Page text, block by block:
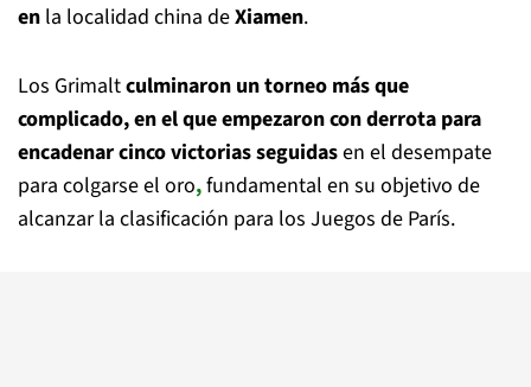
en la localidad china deXiamen.
Los Grimaltculminaron un torneo más que
complicado, en el que empezaron con derrota para
encadenar cinco victorias seguidasen el desempate
para colgarse el oro,fundamental en su objetivo de
alcanzar la clasificación para los Juegos de París.